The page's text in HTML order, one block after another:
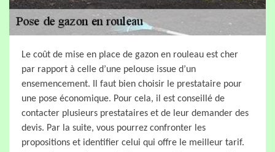
Le coût de mise en place de gazon en rouleau est cher
par rapport à celle d’une pelouse issue d’un
ensemencement. Il faut bien choisir le prestataire pour
une pose économique. Pour cela, il est conseillé de
contacter plusieurs prestataires et de leur demander des
devis. Par la suite, vous pourrez confronter les
propositions et identifier celui qui offre le meilleur tarif.